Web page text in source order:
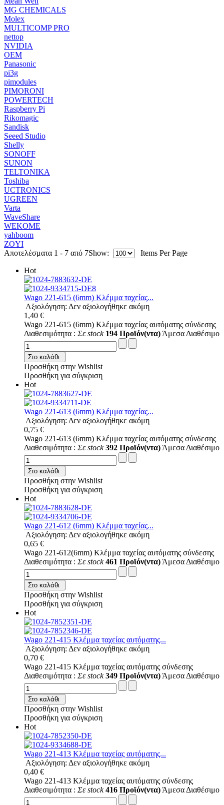
MG CHEMICALS
Molex
MULTICOMP PRO
nettop
NVIDIA
OEM
Panasonic
pi3g
pimodules
PIMORONI
POWERTECH
Raspberry Pi
Rikomagic
Sandisk
Seeed Studio
Shelly
SONOFF
SUNON
TELTONIKA
Toshiba
UCTRONICS
UGREEN
Varta
WaveShare
WEKOME
yahboom
ZOYI
Αποτελέσματα 1 - 7 από 7Show: Items Per Page
Hot
Wago 221-615 (6mm) Κλέμμα ταχείας...
Αξιολόγηση: Δεν αξιολογήθηκε ακόμη
1,40 €
Wago 221-615 (6mm) Κλέμμα ταχείας αυτόματης σύνδεσης
Διαθεσιμότητα : Σε stock 194 Προϊόν(ντα) Άμεσα Διαθέσιμο
Στο καλάθι
Προσθήκη στην Wishlist
Προσθήκη για σύγκριση
Hot
Wago 221-613 (6mm) Κλέμμα ταχείας...
Αξιολόγηση: Δεν αξιολογήθηκε ακόμη
0,75 €
Wago 221-613 (6mm) Κλέμμα ταχείας αυτόματης σύνδεσης
Διαθεσιμότητα : Σε stock 392 Προϊόν(ντα) Άμεσα Διαθέσιμο
Στο καλάθι
Προσθήκη στην Wishlist
Προσθήκη για σύγκριση
Hot
Wago 221-612 (6mm) Κλέμμα ταχείας...
Αξιολόγηση: Δεν αξιολογήθηκε ακόμη
0,65 €
Wago 221-612(6mm) Κλέμμα ταχείας αυτόματης σύνδεσης
Διαθεσιμότητα : Σε stock 461 Προϊόν(ντα) Άμεσα Διαθέσιμο
Στο καλάθι
Προσθήκη στην Wishlist
Προσθήκη για σύγκριση
Hot
Wago 221-415 Κλέμμα ταχείας αυτόματης...
Αξιολόγηση: Δεν αξιολογήθηκε ακόμη
0,70 €
Wago 221-415 Κλέμμα ταχείας αυτόματης σύνδεσης
Διαθεσιμότητα : Σε stock 349 Προϊόν(ντα) Άμεσα Διαθέσιμο
Στο καλάθι
Προσθήκη στην Wishlist
Προσθήκη για σύγκριση
Hot
Wago 221-413 Κλέμμα ταχείας αυτόματης...
Αξιολόγηση: Δεν αξιολογήθηκε ακόμη
0,40 €
Wago 221-413 Κλέμμα ταχείας αυτόματης σύνδεσης
Διαθεσιμότητα : Σε stock 416 Προϊόν(ντα) Άμεσα Διαθέσιμο